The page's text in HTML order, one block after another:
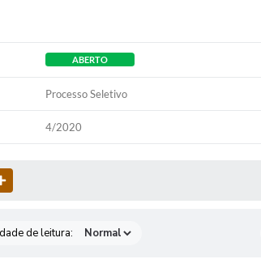
ABERTO
Processo Seletivo
4/2020
de leitura: